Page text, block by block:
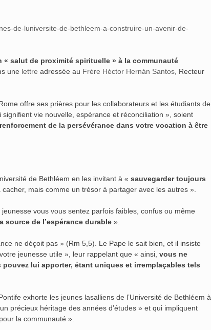
de-luniversite-de-bethleem-a-construire-un-avenir-de-
« salut de proximité spirituelle » à la communauté
une lettre adressée au Frère Héctor Hernán Santos, Recteur
offre ses prières pour les collaborateurs et les étudiants de
vie nouvelle, espérance et réconciliation », soient
de la persévérance dans votre vocation à être
de Bethléem en les invitant à « sauvegarder toujours
cacher, mais comme un trésor à partager avec les autres ».
vous vous sentez parfois faibles, confus ou même
source de l’espérance durable ».
ne déçoit pas » (Rm 5,5). Le Pape le sait bien, et il insiste
jeunesse utile », leur rappelant que « ainsi, vous ne
lui apporter, étant uniques et irremplaçables tels
exhorte les jeunes lasalliens de l’Université de Bethléem à
précieux héritage des années d’études » et qui impliquent
la communauté ».